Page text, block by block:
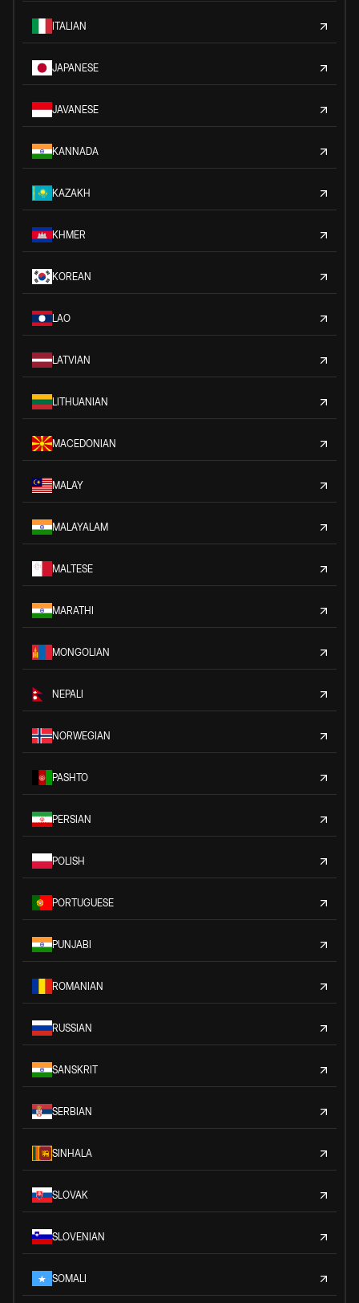
ITALIAN
JAPANESE
JAVANESE
KANNADA
KAZAKH
KHMER
KOREAN
LAO
LATVIAN
LITHUANIAN
MACEDONIAN
MALAY
MALAYALAM
MALTESE
MARATHI
MONGOLIAN
NEPALI
NORWEGIAN
PASHTO
PERSIAN
POLISH
PORTUGUESE
PUNJABI
ROMANIAN
RUSSIAN
SANSKRIT
SERBIAN
SINHALA
SLOVAK
SLOVENIAN
SOMALI